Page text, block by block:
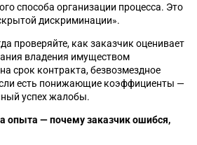
способа организации процесса. Это
дискриминации».
проверяйте, как заказчик оценивает
владения имуществом
срок контракта, безвозмездное
есть понижающие коэффициенты —
успех жалобы.
опыта — почему заказчик ошибся,